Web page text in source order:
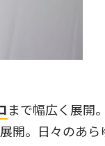
まで幅広く展開。
開。日々のあら